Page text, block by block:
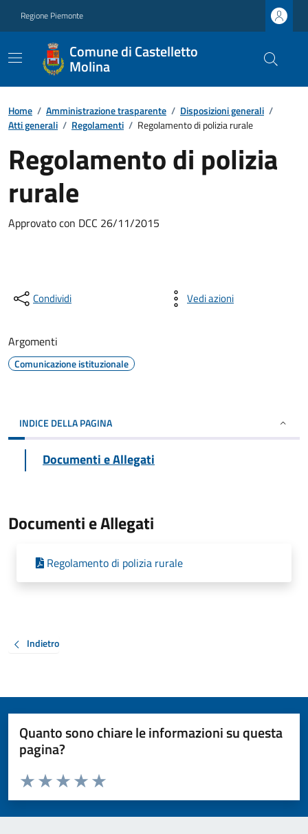
Regione Piemonte
Comune di Castelletto
Molina
Home / Amministrazione trasparente / Disposizioni generali /
Atti generali / Regolamenti / Regolamento di polizia rurale
Regolamento di polizia
rurale
Approvato con DCC 26/11/2015
Condividi Vedi azioni
Argomenti
Comunicazione istituzionale
INDICE DELLA PAGINA
Documenti e Allegati
Documenti e Allegati
Regolamento di polizia rurale
Indietro
Quanto sono chiare le informazioni su questa
pagina?
Valuta da 1 a 5 stelle la pagina
Valuta 5 stelle su 5
Valuta 4 stelle su 5
Valuta 3 stelle su 5
Valuta 2 stelle su 5
Valuta 1 stelle su 5